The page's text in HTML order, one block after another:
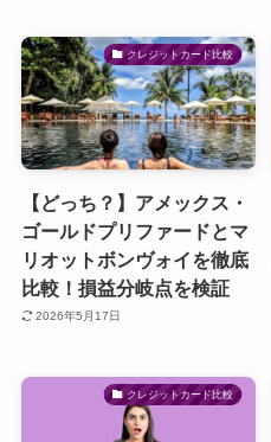
クレジットカード比較
【どっち？】アメックス・
ゴールドプリファードとマ
リオットボンヴォイを徹底
比較！損益分岐点を検証
2026年5月17日
クレジットカード比較